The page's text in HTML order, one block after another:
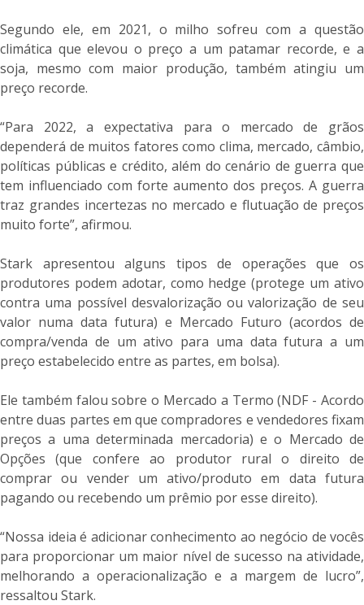
Segundo ele, em 2021, o milho sofreu com a questão
climática que elevou o preço a um patamar recorde, e a
soja, mesmo com maior produção, também atingiu um
preço recorde.
“Para 2022, a expectativa para o mercado de grãos
dependerá de muitos fatores como clima, mercado, câmbio,
políticas públicas e crédito, além do cenário de guerra que
tem influenciado com forte aumento dos preços. A guerra
traz grandes incertezas no mercado e flutuação de preços
muito forte”, afirmou.
Stark apresentou alguns tipos de operações que os
produtores podem adotar, como hedge (protege um ativo
contra uma possível desvalorização ou valorização de seu
valor numa data futura) e Mercado Futuro (acordos de
compra/venda de um ativo para uma data futura a um
preço estabelecido entre as partes, em bolsa).
Ele também falou sobre o Mercado a Termo (NDF - Acordo
entre duas partes em que compradores e vendedores fixam
preços a uma determinada mercadoria) e o Mercado de
Opções (que confere ao produtor rural o direito de
comprar ou vender um ativo/produto em data futura
pagando ou recebendo um prêmio por esse direito).
“Nossa ideia é adicionar conhecimento ao negócio de vocês
para proporcionar um maior nível de sucesso na atividade,
melhorando a operacionalização e a margem de lucro”,
ressaltou Stark.